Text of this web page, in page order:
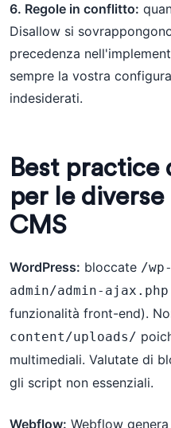
6. Regole in conflitto:
Disallow si
precedenza
sempre la vostra
indesiderati.
Best
per le
CMS
WordPress: bloccate /
admin/admin-ajax.php
funzionalità front-end).
content/uploads/
multimediali. Valutate di
gli script non essenziali.
Webflow: Webflow